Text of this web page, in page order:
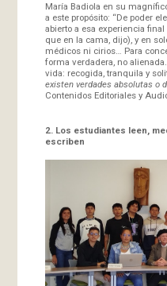
María Badiola en su
a este propósito: “De poder
abierto a esa experiencia
que en la cama, dijo), y en
médicos ni cirios… Para
forma verdadera, no
vida: recogida, tranquila y
existen verdades absolutas o
Contenidos Editoriales y
2. Los estudiantes leen,
escriben